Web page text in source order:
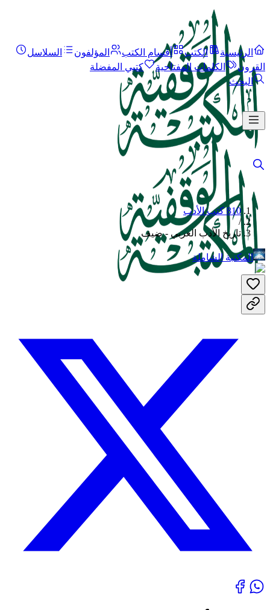
الرئيسية الكتب أقسام الكتب المؤلفون
السلاسل
القرون
الكلمات المفتاحية
كتبي المفضلة
البحث
810 كتب الأدب
/
تاريخ الأدب العربي - ضيف
المكتبة الشاملة